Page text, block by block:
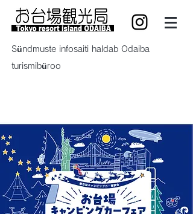
Sündmuste infosaiti haldab Odaiba
turismibüroo